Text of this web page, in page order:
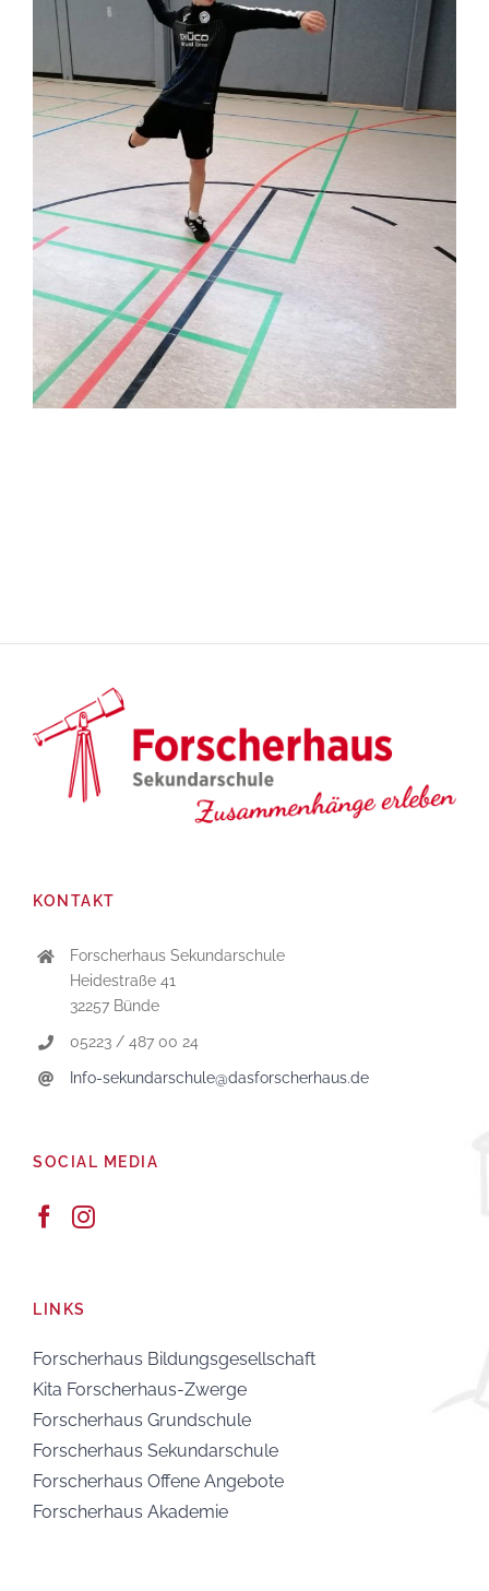
KONTAKT
Forscherhaus Sekundarschule
Heidestraße 41
32257 Bünde
05223 / 487 00 24
Info-sekundarschule@dasforscherhaus.de
SOCIAL MEDIA
LINKS
Forscherhaus Bildungsgesellschaft
Kita Forscherhaus-Zwerge
Forscherhaus Grundschule
Forscherhaus Sekundarschule
Forscherhaus Offene Angebote
Forscherhaus Akademie